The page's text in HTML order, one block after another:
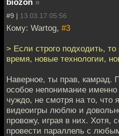
#9 | 13.03.17 05:56
Кому: Wartog, #3
> Если строго подходить,
время, новые технологии,
Наверное, ты прав, камрад.
особое непонимание именно
чуждо, не смотря на то, что
видеоигры люблю и
провожу, играя в них. Хотя,
провести параллель с